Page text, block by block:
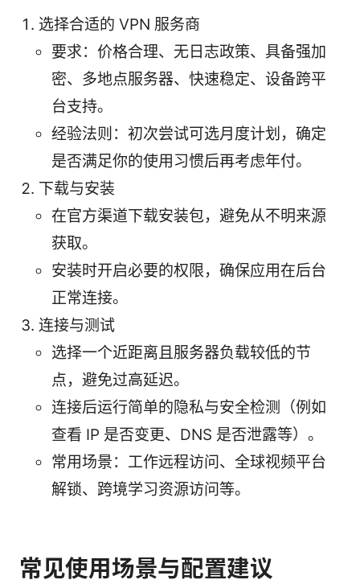
选择合适的 VPN 服务商
要求：价格合理、无日志政策、具备强加
密、多地点服务器、快速稳定、设备跨平
台支持。
经验法则：初次尝试可选月度计划，确定
是否满足你的使用习惯后再考虑年付。
下载与安装
在官方渠道下载安装包，避免从不明来源
获取。
安装时开启必要的权限，确保应用在后台
正常连接。
连接与测试
选择一个近距离且服务器负载较低的节
点，避免过高延迟。
连接后运行简单的隐私与安全检测（例如
查看 IP 是否变更、DNS 是否泄露等）。
常用场景：工作远程访问、全球视频平台
解锁、跨境学习资源访问等。
常见使用场景与配置建议